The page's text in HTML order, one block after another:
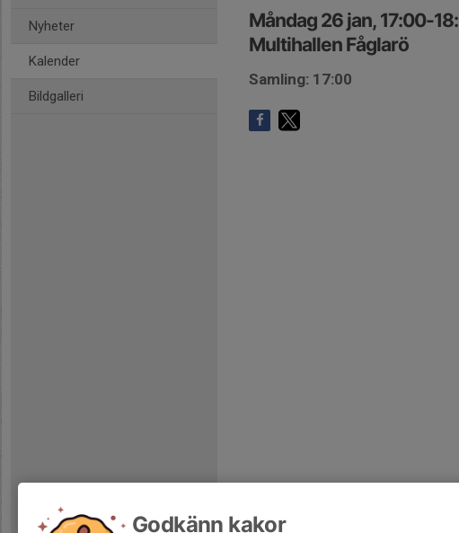
Nyheter
Kalender
Bildgalleri
Måndag 26 jan, 17:00-
Multihallen Fåglarö
Samling: 17:00
Godkänn kakor